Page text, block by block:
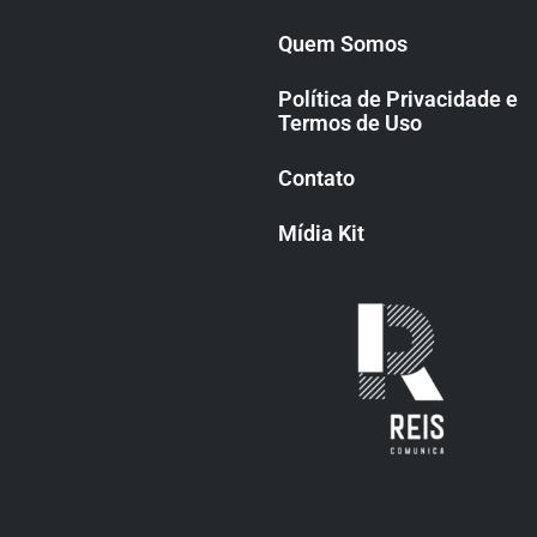
Quem Somos
Política de Privacidade e
Termos de Uso
Contato
Mídia Kit